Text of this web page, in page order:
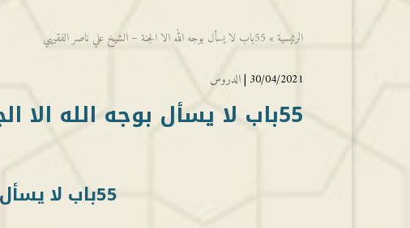
الرئيسية » 55باب لا يسأل بوجه الله الا الجنة – الشيخ علي ناصر الفقيهي
30/04/2021 | الدروس
55باب لا يسأل بوجه الله الا الجنة – الشيخ علي ناصر الفقيهي
55باب لا يسأل بوجه الله الا الجنة